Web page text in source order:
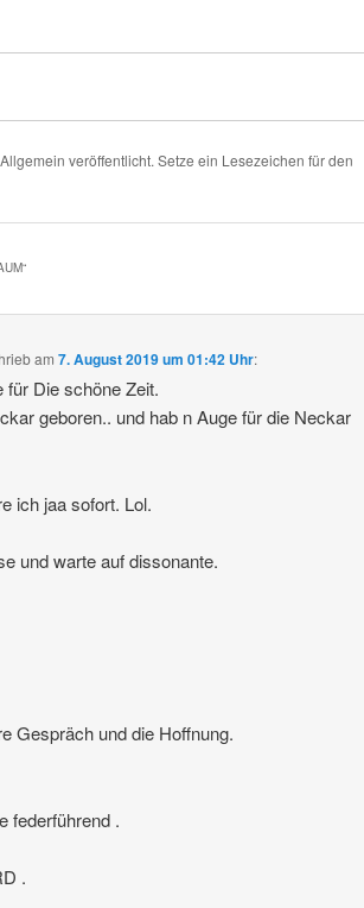
veröffentlicht. Setze ein Lesezeichen für den
“
am7. August 2019 um 01:42 Uhr:
für Die schöne Zeit.
geboren.. und hab n Auge für die Neckar
ich jaa sofort. Lol.
und warte auf dissonante.
Gespräch und die Hoffnung.
federführend .
.